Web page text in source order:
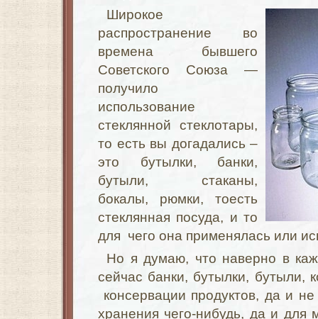
Широкое
распространение во
времена бывшего
Советского Союза —
получило
использование
стеклянной стеклотары,
то есть вы догадались –
это бутылки, банки,
бутыли, стаканы,
бокалы, рюмки, тоесть
стеклянная посуда, и то
для чего она применялась или
Но я думаю, что наверно в
сейчас банки, бутылки, бутыли,
консервации продуктов, да и
хранения чего-нибудь, да и для